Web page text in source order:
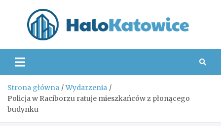
Strona główna
Wydarzenia
Policja w Raciborzu ratuje mieszkańców z płonącego
budynku